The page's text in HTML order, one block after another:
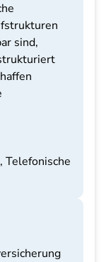
sind,
Telefonische